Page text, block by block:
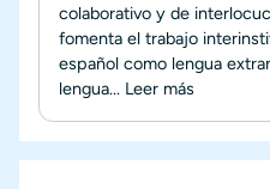
colaborativo y de
fomenta el trabajo
español como lengua
lengua... Leer más